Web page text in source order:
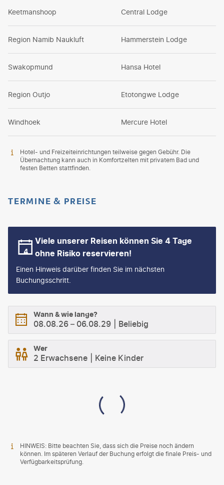
Keetmanshoop Central Lodge
Region Namib Naukluft Hammerstein Lodge
Swakopmund Hansa Hotel
Region Outjo Etotongwe Lodge
Windhoek Mercure Hotel
Hotel- und Freizeiteinrichtungen teilweise gegen Gebühr. Die
Übernachtung kann auch in Komfortzelten mit privatem Bad und
festen Betten stattfinden.
TERMINE & PREISE
Viele unserer Reisen können Sie 4 Tage
ohne Risiko reservieren!
Einen Hinweis darüber finden Sie im nächsten
Buchungsschritt.
Wann & wie lange?
08.08.26 – 06.08.29 Beliebig
Wer
2 Erwachsene Keine Kinder
HINWEIS: Bitte beachten Sie, dass sich die Preise noch ändern
können. Im späteren Verlauf der Buchung erfolgt die finale Preis- und
Verfügbarkeitsprüfung.